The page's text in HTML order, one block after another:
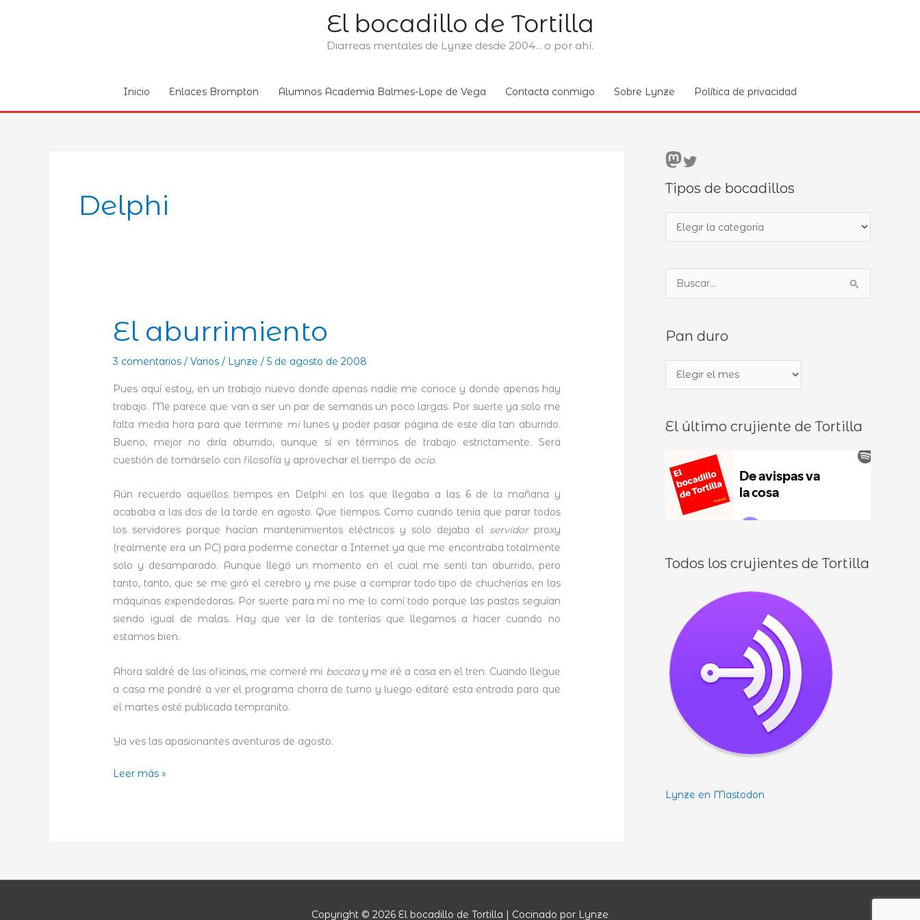
El bocadillo de Tortilla
Diarreas mentales de Lynze desde 2004... o por ahí.
Inicio Enlaces Brompton Alumnos Academia Balmes-Lope de Vega Contacta conmigo Sobre Lynze Política de privacidad
Delphi
El aburrimiento
3 comentarios /Varios / Lynze/5 de agosto de 2008
Pues aquí estoy, en un trabajo nuevo donde apenas nadie me conoce y donde apenas hay
trabajo. Me parece que van a ser un par de semanas un poco largas. Por suerte ya solo me
falta media hora para que termine milunes y poder pasar página de este día tan aburrido.
Bueno, mejor no diría aburrido, aunque sí en términos de trabajo estrictamente. Será
cuestión de tomárselo con filosofía y aprovechar el tiempo de ocio.
Aún recuerdo aquellos tiempos en Delphi en los que llegaba a las 6 de la mañana y
acababa a las dos de la tarde en agosto. Que tiempos. Como cuando tenía que parar todos
los servidores porque hacían mantenimientos eléctricos y solo dejaba el servidorproxy
(realmente era un PC) para poderme conectar a Internet ya que me encontraba totalmente
solo y desamparado. Aunque llegó un momento en el cual me sentí tan aburrido, pero
tanto, tanto, que se me giró el cerebro y me puse a comprar todo tipo de chucherías en las
máquinas expendedoras. Por suerte para mí no me lo comí todo porque las pastas seguían
siendo igual de malas. Hay que ver la de tonterías que llegamos a hacer cuando no
estamos bien.
Ahora saldré de las oficinas, me comeré mi bocatay me iré a casa en el tren. Cuando llegue
a casa me pondré a ver el programa chorra de turno y luego editaré esta entrada para que
el martes esté publicada tempranito.
Ya ves las apasionantes aventuras de agosto.
El
Leer más »
Mastodon Twitter
Tipos de bocadillos
i
s
e
c
d
u
c
p
r
Pan duro
a
d
El último crujiente de Tortilla
Todos los crujientes de Tortilla
Lynze en Mastodon
Copyright © 2026 El bocadillo de Tortilla | Cocinado por Lynze